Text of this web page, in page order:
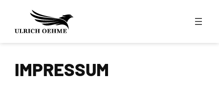
springen
IMPRESSUM